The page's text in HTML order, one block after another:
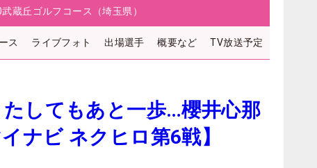
武蔵丘ゴルフコース（埼玉県）
ス ライブフォト 出場選手 概要など TV放送予定
してもあと一歩…櫻井心那
ナビ ネクヒロ第6戦】